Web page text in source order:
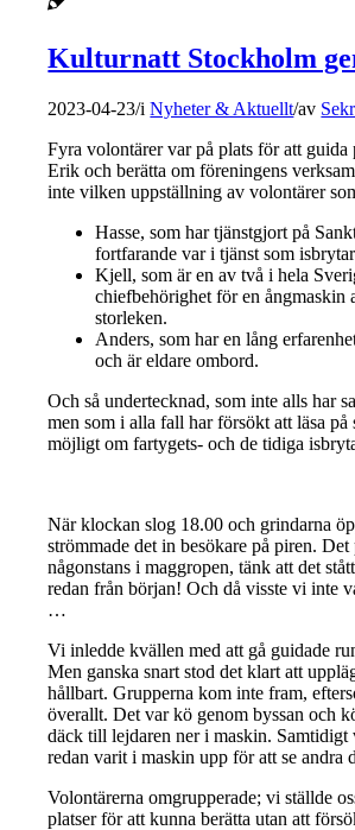
Kulturnatt Stockholm
2023-04-23/iNyheter & Aktuellt/av
Fyra volontärer var på plats för att guida
Erik och berätta om föreningens
inte vilken uppställning av volontärer
Hasse, som har tjänstgjort på
fortfarande var i tjänst som
Kjell, som är en av två i hela
chiefbehörighet för en ångmaskin
storleken.
Anders, som har en lång
och är eldare ombord.
Och så undertecknad, som inte alls har
men som i alla fall har försökt att läsa på
möjligt om fartygets- och de tidiga
När klockan slog 18.00 och grindarna
strömmade det in besökare på piren.
någonstans i maggropen, tänk att det
redan från början! Och då visste vi inte
…
Vi inledde kvällen med att gå guidade
Men ganska snart stod det klart att
hållbart. Grupperna kom inte fram,
överallt. Det var kö genom byssan och
däck till lejdaren ner i maskin. Samtidigt
redan varit i maskin upp för att se andra
Volontärerna omgrupperade; vi ställde
platser för att kunna berätta utan att